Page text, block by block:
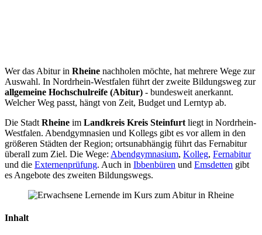
Wer das Abitur in Rheine nachholen möchte, hat mehrere Wege zur
Auswahl. In Nordrhein-Westfalen führt der zweite Bildungsweg zur
allgemeine Hochschulreife (Abitur) - bundesweit anerkannt.
Welcher Weg passt, hängt von Zeit, Budget und Lerntyp ab.
Die Stadt Rheine im Landkreis Kreis Steinfurt liegt in Nordrhein-
Westfalen. Abendgymnasien und Kollegs gibt es vor allem in den
größeren Städten der Region; ortsunabhängig führt das Fernabitur
überall zum Ziel. Die Wege: Abendgymnasium, Kolleg, Fernabitur
und die Externenprüfung. Auch in Ibbenbüren und Emsdetten gibt
es Angebote des zweiten Bildungswegs.
Inhalt